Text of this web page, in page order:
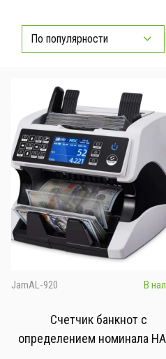
По популярности
JamAL-920 В
Счетчик банкнот с
определением номинала